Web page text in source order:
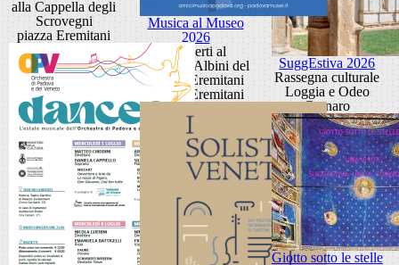
SuggEstiva 2026
Rassegna culturale
Loggia e Odeo
Cornaro
Musica al Museo
2026
Concerti al
Chiostro Albini del
Museo Eremitani
Museo Eremitani
alla Cappella degli
Scrovegni
piazza Eremitani
Giotto sotto le stelle